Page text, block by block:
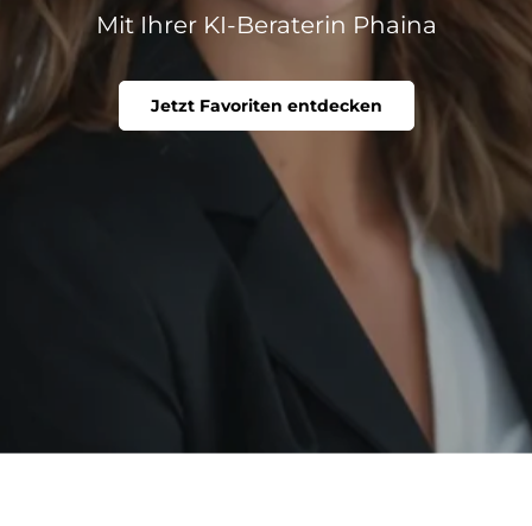
Mit Ihrer KI-Beraterin Phaina
Jetzt Favoriten entdecken